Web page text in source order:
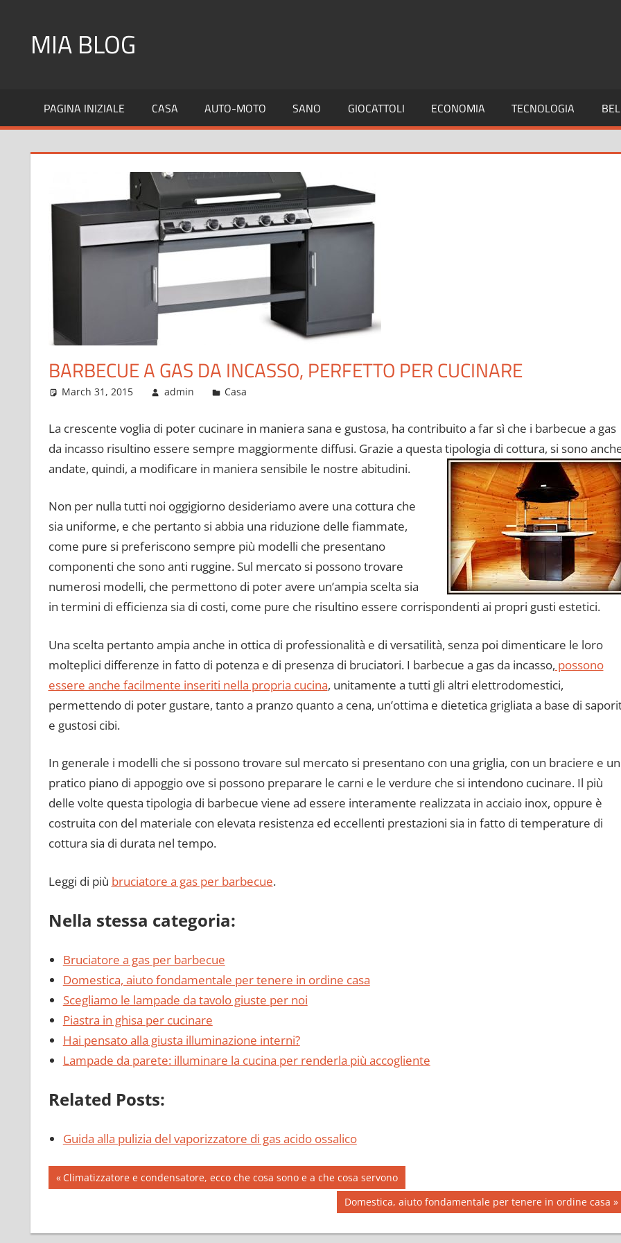
contentMIA BLOG
PAGINA INIZIALE CASA AUTO-MOTO SANO GIOCATTOLI ECONOMIA TECNOLOGIA
BARBECUE A GAS DA INCASSO, PERFETTO PER CUCINARE
March 31, 2015 admin Casa
La crescente voglia di poter cucinare in maniera sana e gustosa, ha contribuito a far sì che i barbecue a gas
da incasso risultino essere sempre maggiormente diffusi. Grazie a questa tipologia di cottura, si sono
andate, quindi, a modificare in maniera sensibile le nostre abitudini.
Non per nulla tutti noi oggigiorno desideriamo avere una cottura che
sia uniforme, e che pertanto si abbia una riduzione delle fiammate,
come pure si preferiscono sempre più modelli che presentano
componenti che sono anti ruggine. Sul mercato si possono trovare
numerosi modelli, che permettono di poter avere un’ampia scelta sia
in termini di efficienza sia di costi, come pure che risultino essere corrispondenti ai propri gusti estetici.
Una scelta pertanto ampia anche in ottica di professionalità e di versatilità, senza poi dimenticare le loro
molteplici differenze in fatto di potenza e di presenza di bruciatori. I barbecue a gas da incasso, possono
essere anche facilmente inseriti nella propria cucina, unitamente a tutti gli altri elettrodomestici,
permettendo di poter gustare, tanto a pranzo quanto a cena, un’ottima e dietetica grigliata a base di
e gustosi cibi.
In generale i modelli che si possono trovare sul mercato si presentano con una griglia, con un braciere e un
pratico piano di appoggio ove si possono preparare le carni e le verdure che si intendono cucinare. Il più
delle volte questa tipologia di barbecue viene ad essere interamente realizzata in acciaio inox, oppure è
costruita con del materiale con elevata resistenza ed eccellenti prestazioni sia in fatto di temperature di
cottura sia di durata nel tempo.
Leggi di più bruciatore a gas per barbecue.
Nella stessa categoria:
Bruciatore a gas per barbecue
Domestica, aiuto fondamentale per tenere in ordine casa
Scegliamo le lampade da tavolo giuste per noi
Piastra in ghisa per cucinare
Hai pensato alla giusta illuminazione interni?
Lampade da parete: illuminare la cucina per renderla più accogliente
Related Posts:
Guida alla pulizia del vaporizzatore di gas acido ossalico
Post
Previous
Post:
Climatizzatore e condensatore, ecco che cosa sono e a che cosa servono
Next
Post:
Domestica, aiuto fondamentale per tenere in ordine casa